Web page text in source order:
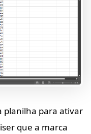
planilha para ativar
que a marca